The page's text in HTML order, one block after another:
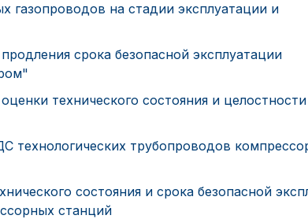
газопроводов на стадии эксплуатации и
срока безопасной эксплуатации
технического состояния и целостности
технологических трубопроводов
состояния и срока безопасной
станций